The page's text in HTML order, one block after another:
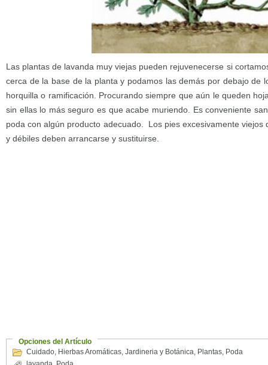
Las plantas de lavanda muy viejas pueden rejuvenecerse si
cerca de la base de la planta y podamos las demás por debajo de
horquilla o ramificación. Procurando siempre que aún le queden
sin ellas lo más seguro es que acabe muriendo. Es conveniente
poda con algún producto adecuado. Los pies excesivamente viejos
y débiles deben arrancarse y sustituirse.
Opciones del Artículo
Cuidado, Hierbas Aromáticas, Jardineria y Botánica, Plantas, Poda